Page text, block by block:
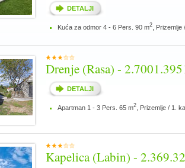
DETALJI
Kuća za odmor 4 - 6 Pers. 90 m2, Prizemlje
Drenje (Rasa) -
DETALJI
Apartman 1 - 3 Pers. 65 m2, Prizemlje / 1.
Kapelica (Labin) -